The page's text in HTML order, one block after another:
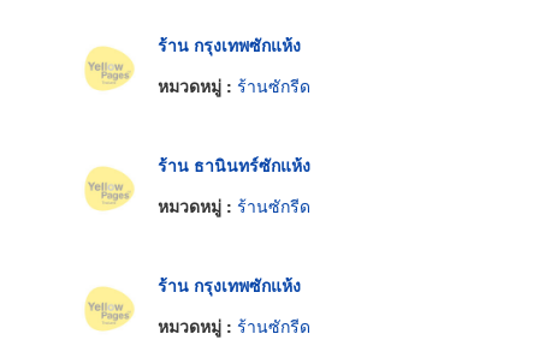
ร้าน กรุงเทพซักแห้ง
หมวดหมู่ : ร้านซักรีด
ร้าน ธานินทร์ซักแห้ง
หมวดหมู่ : ร้านซักรีด
ร้าน กรุงเทพซักแห้ง
หมวดหมู่ : ร้านซักรีด